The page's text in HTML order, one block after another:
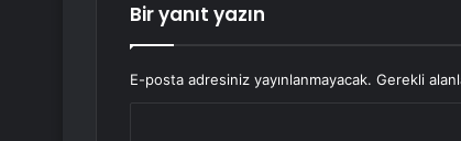
Bir yanıt yazın
E-posta adresiniz yayınlanmayacak. Gerekli